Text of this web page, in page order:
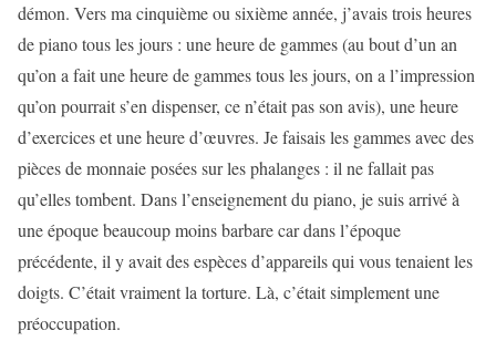
démon. Vers ma cinquième ou sixième année, j’avais trois heures
de piano tous les jours : une heure de gammes (au bout d’un an
qu’on a fait une heure de gammes tous les jours, on a l’impression
qu’on pourrait s’en dispenser, ce n’était pas son avis), une heure
d’exercices et une heure d’œuvres. Je faisais les gammes avec des
pièces de monnaie posées sur les phalanges : il ne fallait pas
qu’elles tombent. Dans l’enseignement du piano, je suis arrivé à
une époque beaucoup moins barbare car dans l’époque
précédente, il y avait des espèces d’appareils qui vous tenaient les
doigts. C’était vraiment la torture. Là, c’était simplement une
préoccupation.